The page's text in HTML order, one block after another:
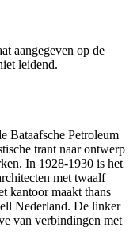
aangegeven op de
leidend.
Bataafsche Petroleum
trant naar ontwerp
In 1928-1930 is het
met twaalf
kantoor maakt thans
Nederland. De linker
van verbindingen met